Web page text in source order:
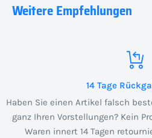
Weitere Empfehlungen
14 Tage
Haben Sie einen Artikel falsch
ganz Ihren Vorstellungen? Kein
Waren innert 14 Tagen